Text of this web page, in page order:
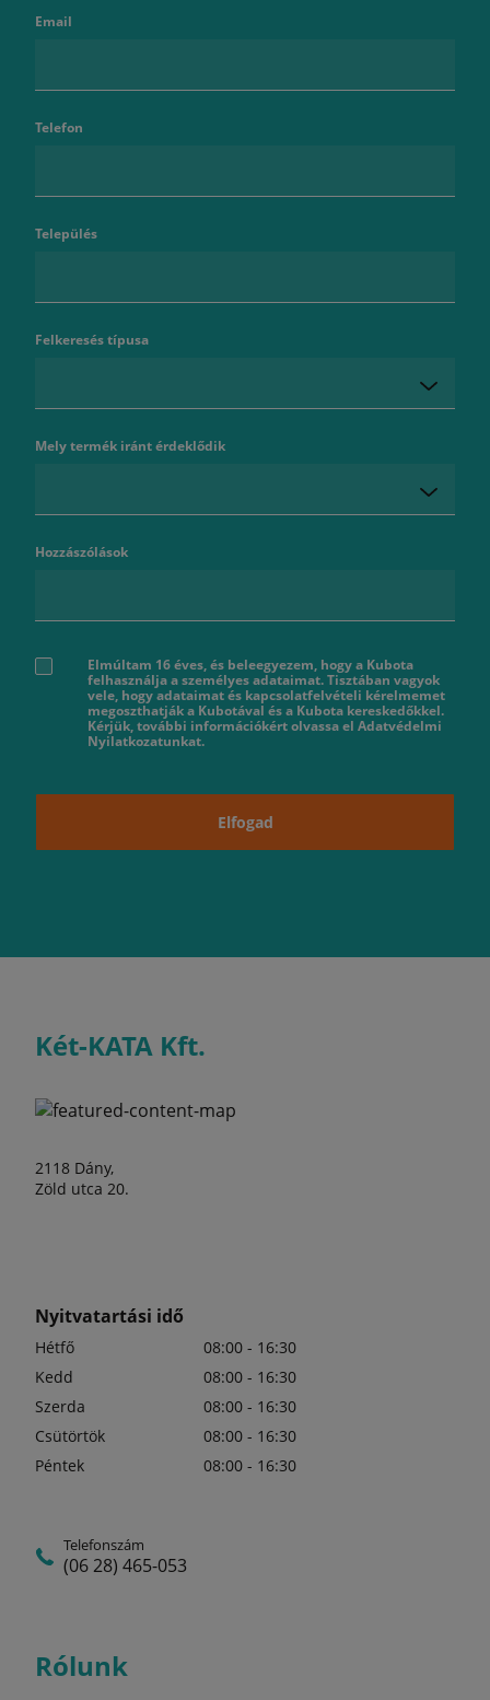
Email
Telefon
Település
Felkeresés típusa
Mely termék iránt érdeklődik
Hozzászólások
Elmúltam 16 éves, és beleegyezem, hogy a Kubota
felhasználja a személyes adataimat. Tisztában vagyok
vele, hogy adataimat és kapcsolatfelvételi kérelmemet
megoszthatják a Kubotával és a Kubota kereskedőkkel.
Kérjük, további információkért olvassa el Adatvédelmi
Nyilatkozatunkat.
Elfogad
Két-KATA Kft.
2118 Dány,
Zöld utca 20.
Nyitvatartási idő
Hétfő
08:00 - 16:30
Kedd
08:00 - 16:30
Szerda
08:00 - 16:30
Csütörtök
08:00 - 16:30
Péntek
08:00 - 16:30
Telefonszám
(06 28) 465-053
Rólunk